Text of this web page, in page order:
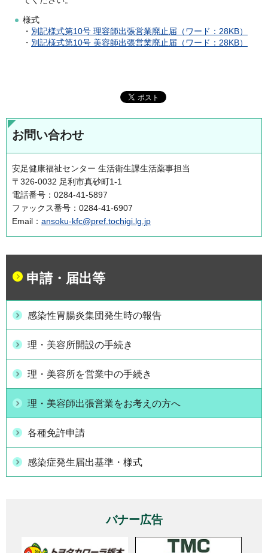
様式
・ 別記様式第10号 理容師出張営業廃止届（ワード：28KB）
・ 別記様式第10号 美容師出張営業廃止届（ワード：28KB）
お問い合わせ
安足健康福祉センター 生活衛生課生活薬事担当
〒326-0032 足利市真砂町1-1
電話番号：0284-41-5897
ファックス番号：0284-41-6907
Email： ansoku-kfc@pref.tochigi.lg.jp
申請・届出等
感染性胃腸炎集団発生時の報告
理・美容所開設の手続き
理・美容所を営業中の手続き
理・美容師出張営業をお考えの方へ
各種免許申請
感染症発生届出基準・様式
バナー広告